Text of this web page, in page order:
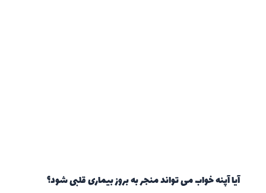
آیا آپنه خواب می تواند منجر به بروز بیماری قلبی شود؟